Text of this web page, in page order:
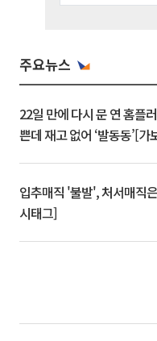
주요뉴스
22일 만에 다시 문 연 홈플
쁜데 재고 없어 ‘발동동’[가
입추매직 '불발', 처서매직
시태그]